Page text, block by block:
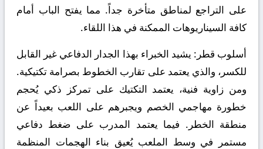
على التراجع لمناطق متأخرة جداً. مما يفتح الباب أمام
كافة السيناريوهات الممكنة في هذا اللقاء.
أسلوب قطر: يشيد الخبراء بهذا الجدار الدفاعي غير القابل
للكسر، والذي يعتمد على تقارب الخطوط بصرامة تكتيكية.
ومن زاوية فنية، يعتمد التكتيك على تمركز ذكي يُحجم
خطورة مهاجمي الخصم ويجبرهم على اللعب بعيداً عن
منطقة الخطر. فيما يعتمد المدرب على ضغط دفاعي
مستمر في وسط الملعب يُعيق بناء الهجمات المنظمة